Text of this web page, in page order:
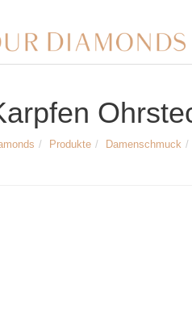
Produkte Damenschmuck